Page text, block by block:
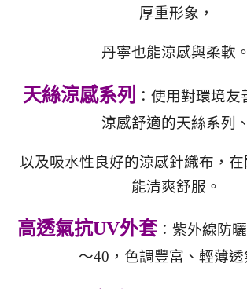
厚重形象，
丹寧也能涼感與柔軟。
天絲涼感系列
：使用對環境
涼感舒適的天絲系列、
以及吸水性良好的涼感針織布，
能清爽舒服。
高透氣抗UV外套：紫外線防
～40，色調豐富、輕薄透